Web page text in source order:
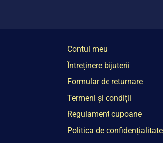
Contul meu
Întreținere bijuterii
Formular de returnare
Termeni și condiții
Regulament cupoane
Politica de confidențialitate